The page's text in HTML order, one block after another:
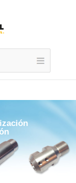
zación
n